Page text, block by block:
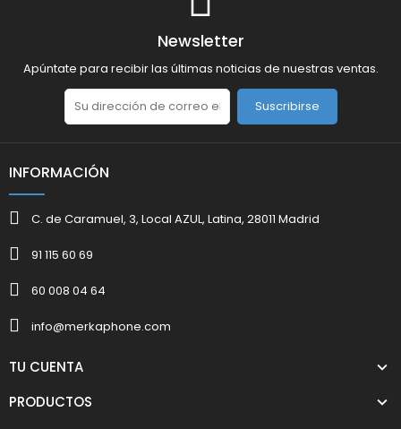
Newsletter
Apúntate para recibir las últimas noticias de nuestras ventas.
Suscribirse
INFORMACIÓN
C. de Caramuel, 3, Local AZUL, Latina, 28011 Madrid
91 115 60 69
60 008 04 64
info@merkaphone.com
TU CUENTA
PRODUCTOS